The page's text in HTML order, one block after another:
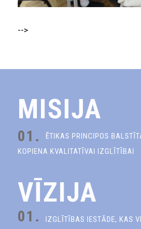
-->
MISIJA
01.
ĒTIKAS PRINCIPOS
KOPIENA KVALITATĪVAI IZGLĪTĪBAI
VĪZIJA
01.
IZGLĪTĪBAS IESTĀDE, KAS